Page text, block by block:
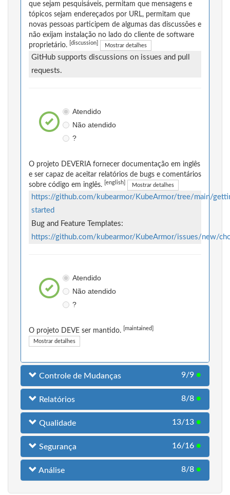
que sejam pesquisáveis, permitam que mensagens e
tópicos sejam endereçados por URL, permitam que
novas pessoas participem de algumas das discussões e
não exijam instalação no lado do cliente de software
proprietário.
[discussion] Mostrar detalhes
GitHub supports discussions on issues and pull
requests.
Atendido
Não atendido
?
O projeto DEVERIA fornecer documentação em inglês
e ser capaz de aceitar relatórios de bugs e comentários
sobre código em inglês.
[english] Mostrar detalhes
https://github.com/kubearmor/KubeArmor/tree/main/
started
Bug and Feature Templates:
https://github.com/kubearmor/KubeArmor/issues/new/
Atendido
Não atendido
?
O projeto DEVE ser mantido. [maintained]
Mostrar detalhes
Controle de Mudanças 9/9 ●
Relatórios 8/8 ●
Qualidade 13/13 ●
Segurança 16/16 ●
Análise 8/8 ●